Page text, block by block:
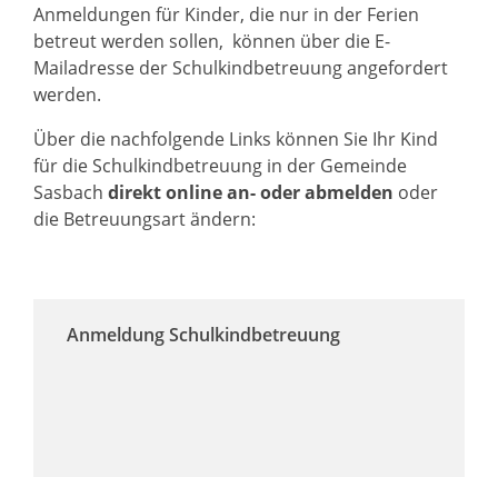
Anmeldungen für Kinder, die nur in der Ferien
betreut werden sollen, können über die E-
Mailadresse der Schulkindbetreuung angefordert
werden.
Über die nachfolgende Links können Sie Ihr Kind
für die Schulkindbetreuung in der Gemeinde
Sasbach direkt online an- oder abmelden oder
die Betreuungsart ändern:
Anmeldung Schulkindbetreuung